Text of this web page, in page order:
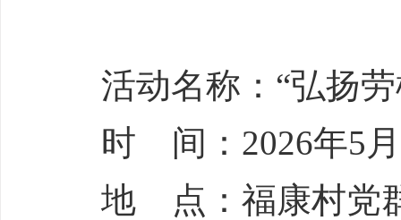
活动名称：“弘扬
时 间：2026年5
地 点：福康村党